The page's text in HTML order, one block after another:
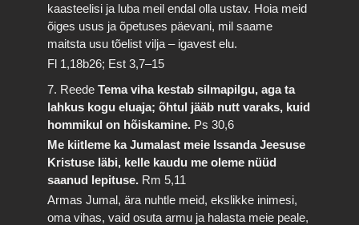
kaasteelisi ja luba meil endal olla ustav. Hoia meid
õiges usus ja õpetuses päevani, mil saame
maitsta usu tõelist vilja – igavest elu.
Fl 1,18b26; Est 3,7–15
7. ReedeTema viha kestab silmapilgu, aga ta
lahkus kogu eluaja; õhtul jääb nutt varaks, kuid
hommikul on hõiskamine. Ps 30,6
Me kiitleme ka Jumalast meie Issanda Jeesuse
Kristuse läbi, kelle kaudu me oleme nüüd
saanud lepituse. Rm 5,11
Armas Jumal, ära nuhtle meid, ekslikke inimesi,
oma vihas, vaid osuta armu ja halasta meie peale,